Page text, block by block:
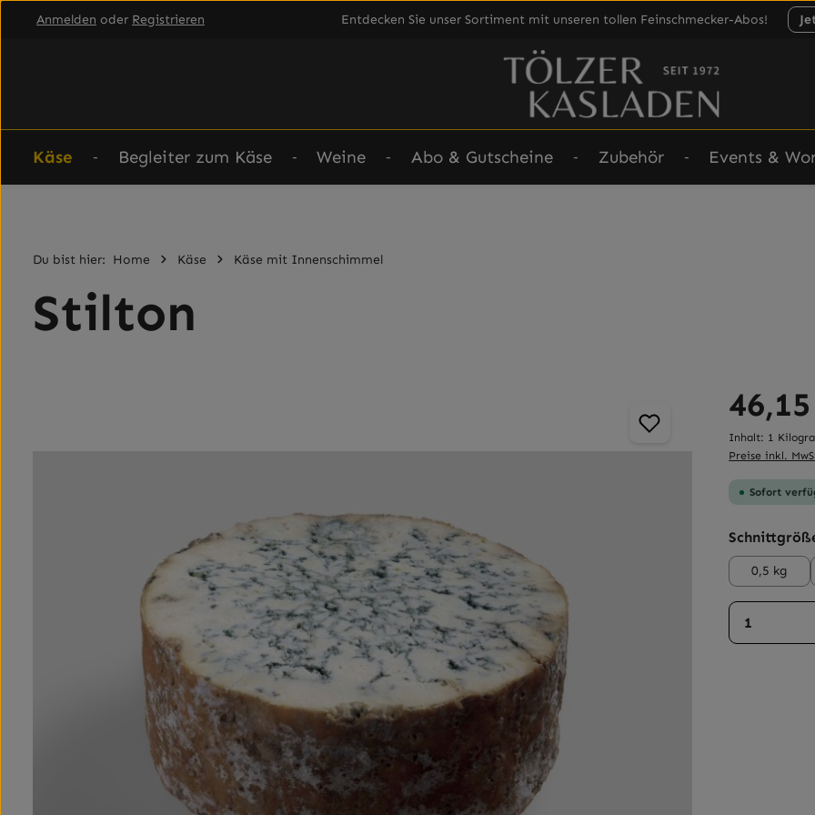
Hauptinhalt springen
Zur Hauptnavigation springen
Anmelden oder Registrieren Entdecken Sie unser Sortiment mit unseren tollen Feinschmecker-Abos!
Käse Begleiter zum Käse Weine Abo & Gutscheine Zubehör Events &
Du bist hier: Home Käse Käse mit Innenschimmel
Stilton
Inhalt: 1
Preise inkl.
Sofort
0,5 kg
Produkt